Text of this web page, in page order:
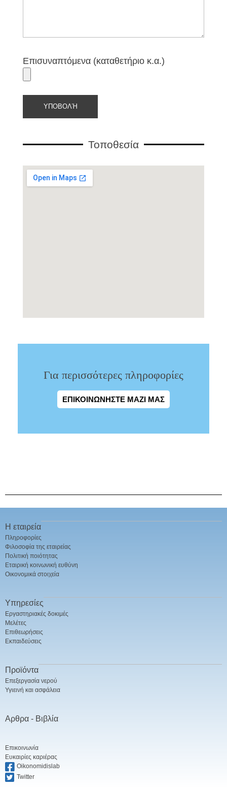
Επισυναπτόμενα (καταθετήριο κ.α.)
Τοποθεσία
Για περισσότερες πληροφορίες
ΕΠΙΚΟΙΝΩΝΉΣΤΕ ΜΑΖΊ ΜΑΣ
Η εταιρεία
Πληροφορίες
Φιλοσοφία της εταιρείας
Πολιτική ποιότητας
Εταιρική κοινωνική ευθύνη
Οικονομικά στοιχεία
Υπηρεσίες
Εργαστηριακές δοκιμές
Μελέτες
Επιθεωρήσεις
Εκπαιδεύσεις
Προϊόντα
Επεξεργασία νερού
Υγιεινή και ασφάλεια
Αρθρα - Βιβλία
Επικοινωνία
Ευκαιρίες καριέρας
Oikonomidislab
Twitter